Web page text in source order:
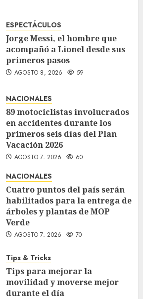
ESPECTÁCULOS
Jorge Messi, el hombre que
acompañó a Lionel desde sus
primeros pasos
AGOSTO 8, 2026 59
NACIONALES
89 motociclistas involucrados
en accidentes durante los
primeros seis días del Plan
Vacación 2026
AGOSTO 7, 2026 60
NACIONALES
Cuatro puntos del país serán
habilitados para la entrega de
árboles y plantas de MOP
Verde
AGOSTO 7, 2026 70
Tips & Tricks
Tips para mejorar la
movilidad y moverse mejor
durante el día